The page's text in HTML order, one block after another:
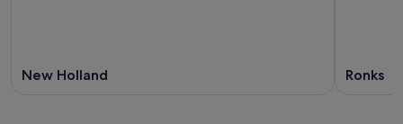
New Holland Ronks